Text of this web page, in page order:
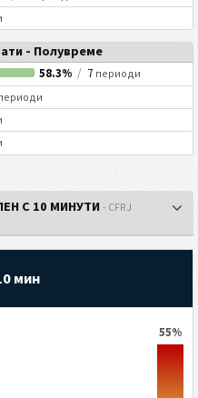
- Полувреме
58.3% /7 периоди
С 10 МИНУТИ- CFRJ
мин
55%